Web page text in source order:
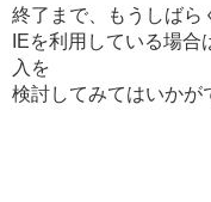
終了まで、もうしばら
IEを利用している場
入を
検討してみてはいかが